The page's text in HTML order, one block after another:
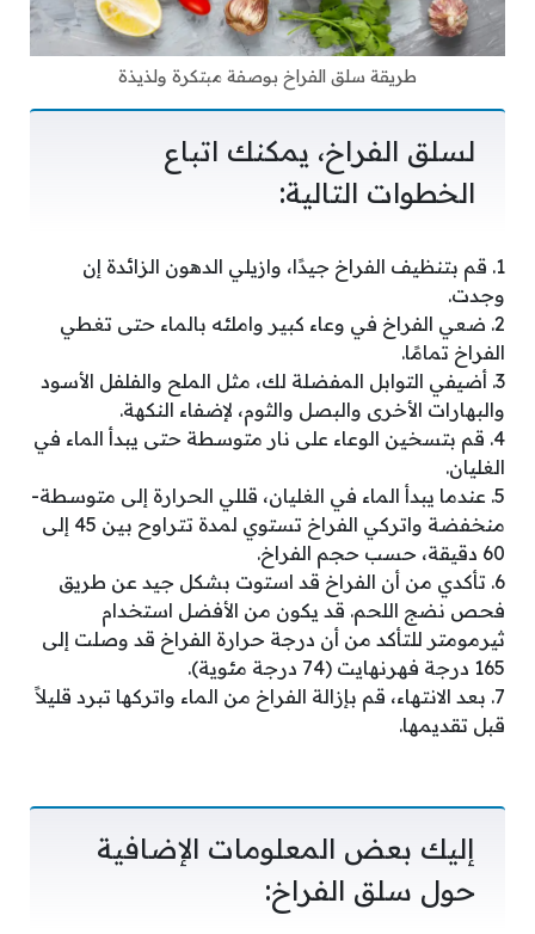
طريقة سلق الفراخ بوصفة مبتكرة ولذيذة
لسلق الفراخ، يمكنك اتباع
الخطوات التالية:
1. قم بتنظيف الفراخ جيدًا، وازيلي الدهون الزائدة إن
وجدت.
2. ضعي الفراخ في وعاء كبير واملئه بالماء حتى تغطي
الفراخ تمامًا.
3. أضيفي التوابل المفضلة لك، مثل الملح والفلفل الأسود
والبهارات الأخرى والبصل والثوم، لإضفاء النكهة.
4. قم بتسخين الوعاء على نار متوسطة حتى يبدأ الماء في
الغليان.
5. عندما يبدأ الماء في الغليان، قللي الحرارة إلى متوسطة-
منخفضة واتركي الفراخ تستوي لمدة تتراوح بين 45 إلى
60 دقيقة، حسب حجم الفراخ.
6. تأكدي من أن الفراخ قد استوت بشكل جيد عن طريق
فحص نضج اللحم. قد يكون من الأفضل استخدام
ثيرمومتر للتأكد من أن درجة حرارة الفراخ قد وصلت إلى
165 درجة فهرنهايت (74 درجة مئوية).
7. بعد الانتهاء، قم بإزالة الفراخ من الماء واتركها تبرد قليلاً
قبل تقديمها.
إليك بعض المعلومات الإضافية
حول سلق الفراخ: